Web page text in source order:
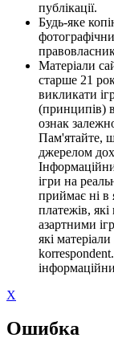
публікації.
Будь-яке
Матеріали
старше 21
викликати
(принципів)
ознак
Пам'ятайте,
джерелом
ігри на
приймає ні в
платежів, які
азартними
які
X
Ошибка